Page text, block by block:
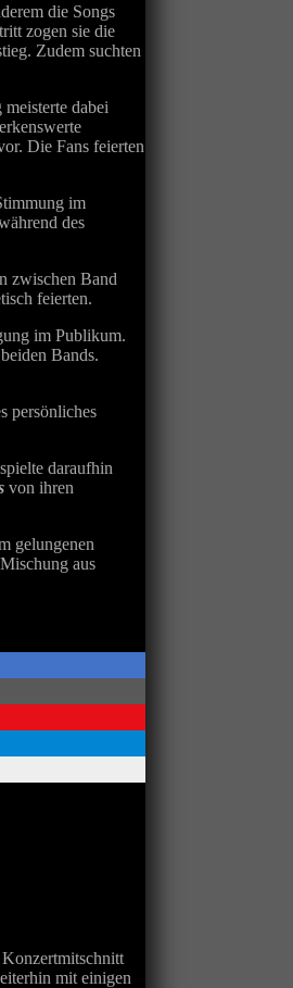
die Songs
zogen sie die
Zudem suchten
dabei
Die Fans feierten
im
des
zwischen Band
feierten.
im Publikum.
Bands.
persönliches
daraufhin
von ihren
gelungenen
aus
mit einigen